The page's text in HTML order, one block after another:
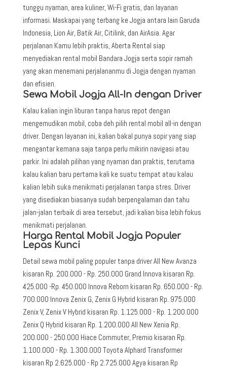
tunggu nyaman, area kuliner, Wi-Fi gratis, dan layanan
informasi. Maskapai yang terbang ke Jogja antara lain Garuda
Indonesia, Lion Air, Batik Air, Citilink, dan AirAsia. Agar
perjalanan Kamu lebih praktis, Aberta Rental siap
menyediakan rental mobil Bandara Jogja serta sopir ramah
yang akan menemani perjalananmu di Jogja dengan nyaman
dan efisien.
Sewa Mobil Jogja All-In dengan Driver
Kalau kalian ingin liburan tanpa harus repot dengan
mengemudikan mobil, coba deh pilih rental mobil all-in dengan
driver. Dengan layanan ini, kalian bakal punya sopir yang siap
mengantar kemana saja tanpa perlu mikirin navigasi atau
parkir. Ini adalah pilihan yang nyaman dan praktis, terutama
kalau kalian baru pertama kali ke suatu tempat atau kalau
kalian lebih suka menikmati perjalanan tanpa stres. Driver
yang disediakan biasanya sudah berpengalaman dan tahu
jalan-jalan terbaik di area tersebut, jadi kalian bisa lebih fokus
menikmati perjalanan.
Harga Rental Mobil Jogja Populer
Lepas Kunci
Detail sewa mobil paling populer tanpa driver All New Avanza
kisaran Rp. 200.000 - Rp. 250.000 Grand Innova kisaran Rp.
425.000 -Rp. 450.000 Innova Reborn kisaran Rp. 650.000 - Rp.
700.000 Innova Zenix G, Zenix G Hybrid kisaran Rp. 975.000
Zenix V, Zenix V Hybrid kisaran Rp. 1.125.000 - Rp. 1.200.000
Zenix Q Hybrid kisaran Rp. 1.200.000 All New Xenia Rp.
200.000 - 250.000 Hiace Commuter, Premio kisaran Rp.
1.100.000 - Rp. 1.300.000 Toyota Alphard Transformer
kisaran Rp 2.625.000 - Rp 2.725.000 Agya kisaran Rp